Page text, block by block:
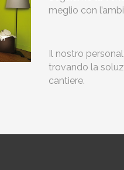
meglio con
Il nostro
trovando la
cantiere.